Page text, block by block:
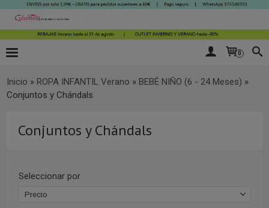
0
Inicio » ROPA INFANTIL Verano » BEBÉ NIÑO (6 - 24 Meses) »
Conjuntos y Chándals
Conjuntos y Chándals
Seleccionar por
Precio